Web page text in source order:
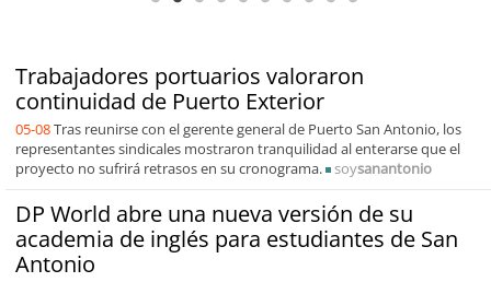
Trabajadores portuarios valoraron
continuidad de Puerto Exterior
05-08Tras reunirse con el gerente general de Puerto San Antonio, los
representantes sindicales mostraron tranquilidad al enterarse que el
proyecto no sufrirá retrasos en su cronograma.
soysanantonio
DP World abre una nueva versión de su
academia de inglés para estudiantes de San
Antonio